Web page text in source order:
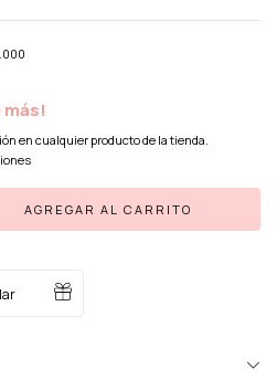
más!
en cualquier producto de la tienda.